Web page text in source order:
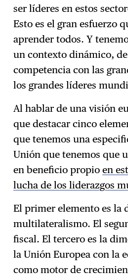
ser líderes en estos
Esto es el gran esfuerzo
aprender todos. Y
un contexto dinámico,
competencia con las
los grandes líderes
Al hablar de una visión
que destacar cinco
que tenemos una
Unión que tenemos que
en beneficio propioen
lucha de los liderazgos
El primer elemento es la
multilateralismo. El
fiscal. El tercero es la
la Unión Europea con la
como motor de